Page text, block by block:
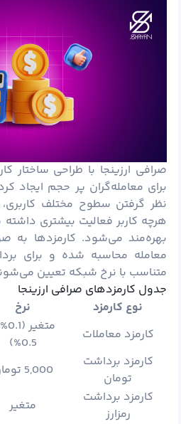
صرافی ارزینجا با طراحی ساختار
برای معامله‌گران پر حجم ایجاد
نظر گرفتن سطوح مختلف
هرچه کاربر فعالیت بیشتری داشته
بهره‌مند می‌شود. کارمزدها به
معامله محاسبه شده و برای
متناسب با نرخ شبکه تعیین
جدول کارمزدهای صرافی ارزینجا
نوع کارمزد
نرخ
کارمزد معاملات
0.5%)
کارمزد برداشت
تومان
5,000 تومان
کارمزد برداشت
رمزارز
متغیر